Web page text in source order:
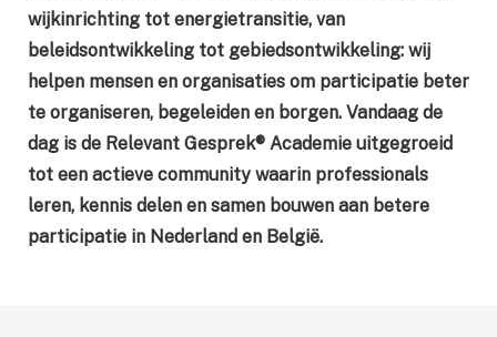
wijkinrichting tot energietransitie, van
beleidsontwikkeling tot gebiedsontwikkeling: wij
helpen mensen en organisaties om participatie beter
te organiseren, begeleiden en borgen. Vandaag de
dag is de Relevant Gesprek® Academie uitgegroeid
tot een actieve community waarin professionals
leren, kennis delen en samen bouwen aan betere
participatie in Nederland en België.